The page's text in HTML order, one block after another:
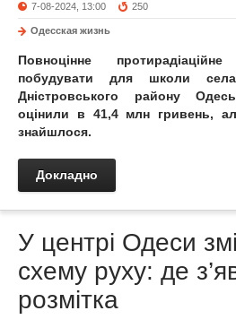
7-08-2024, 13:00 250
Одесская жизнь
Повноцінне
побудувати для школи
Дністровського району
оцінили в 41,4 млн гривень,
знайшлося.
Докладно
У центрі Одеси
схему руху: де
розмітка